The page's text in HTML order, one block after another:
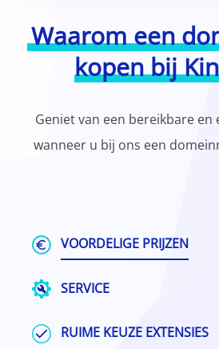
Waarom een
kopen bij
Geniet van een bereikbare
wanneer u bij ons een
VOORDELIGE PRIJZEN
SERVICE
RUIME KEUZE EXTENSIES